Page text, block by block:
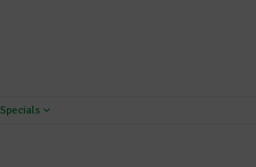
Specials